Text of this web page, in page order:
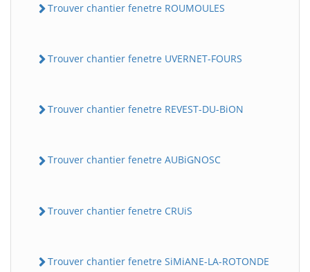
Trouver chantier fenetre ROUMOULES
Trouver chantier fenetre UVERNET-FOURS
Trouver chantier fenetre REVEST-DU-BiON
Trouver chantier fenetre AUBiGNOSC
Trouver chantier fenetre CRUiS
Trouver chantier fenetre SiMiANE-LA-ROTONDE